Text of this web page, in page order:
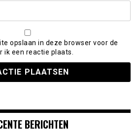
opslaan in deze browser voor de
ik een reactie plaats.
BERICHTEN